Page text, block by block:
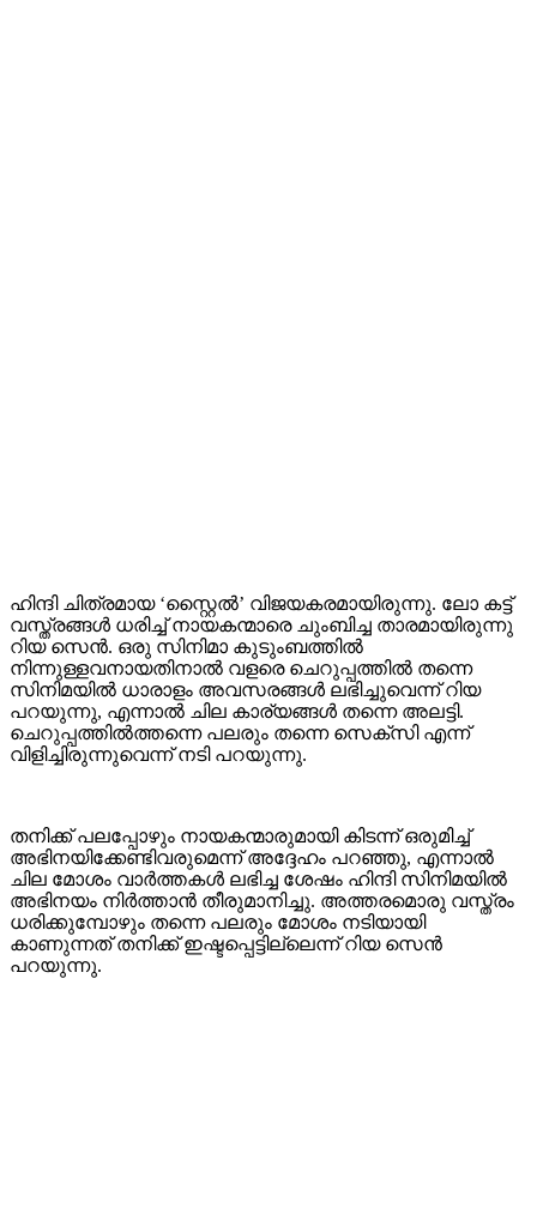
ഹിന്ദി ചിത്രമായ ‘സ്റ്റൈൽ’ വിജയകരമായിരുന്നു. ലോ കട്ട്
വസ്ത്രങ്ങൾ ധരിച്ച് നായകന്മാരെ ചുംബിച്ച താരമായിരുന്നു
റിയ സെൻ. ഒരു സിനിമാ കുടുംബത്തിൽ
നിന്നുള്ളവനായതിനാൽ വളരെ ചെറുപ്പത്തിൽ തന്നെ
സിനിമയിൽ ധാരാളം അവസരങ്ങൾ ലഭിച്ചുവെന്ന് റിയ
പറയുന്നു, എന്നാൽ ചില കാര്യങ്ങൾ തന്നെ അലട്ടി.
ചെറുപ്പത്തിൽത്തന്നെ പലരും തന്നെ സെക്സി എന്ന്
വിളിച്ചിരുന്നുവെന്ന് നടി പറയുന്നു.
തനിക്ക് പലപ്പോഴും നായകന്മാരുമായി കിടന്ന് ഒരുമിച്ച്
അഭിനയിക്കേണ്ടിവരുമെന്ന് അദ്ദേഹം പറഞ്ഞു, എന്നാൽ
ചില മോശം വാർത്തകൾ ലഭിച്ച ശേഷം ഹിന്ദി സിനിമയിൽ
അഭിനയം നിർത്താൻ തീരുമാനിച്ചു. അത്തരമൊരു വസ്ത്രം
ധരിക്കുമ്പോഴും തന്നെ പലരും മോശം നടിയായി
കാണുന്നത് തനിക്ക് ഇഷ്ടപ്പെട്ടില്ലെന്ന് റിയ സെൻ
പറയുന്നു.